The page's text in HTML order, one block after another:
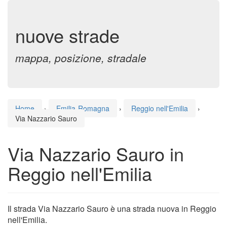
nuove strade
mappa, posizione, stradale
Home › Emilia-Romagna › Reggio nell'Emilia
›
Via Nazzario Sauro
Via Nazzario Sauro in
Reggio nell'Emilia
Il strada Via Nazzario Sauro è una strada nuova in Reggio
nell'Emilia.